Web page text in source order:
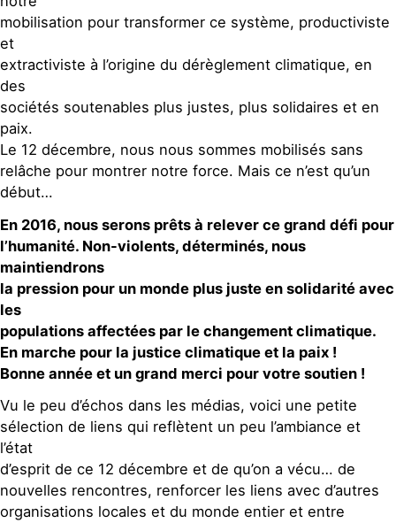
mobilisation pour transformer ce système, productiviste
et
extractiviste à l’origine du dérèglement climatique, en
des
sociétés soutenables plus justes, plus solidaires et en
paix.
Le 12 décembre, nous nous sommes mobilisés sans
relâche pour montrer notre force. Mais ce n’est qu’un
début…
En 2016, nous serons prêts à relever ce grand défi pour
l’humanité. Non-violents, déterminés, nous
maintiendrons
la pression pour un monde plus juste en solidarité avec
les
populations affectées par le changement climatique.
En marche pour la justice climatique et la paix !
Bonne année et un grand merci pour votre soutien !
Vu le peu d’échos dans les médias, voici une petite
sélection de liens qui reflètent un peu l’ambiance et
l’état
d’esprit de ce 12 décembre et de qu’on a vécu… de
nouvelles rencontres, renforcer les liens avec d’autres
organisations locales et du monde entier et entre